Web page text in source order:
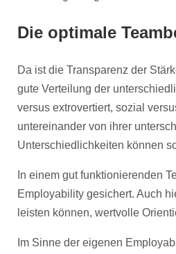
Die optimale
Da ist die Transparenz der
gute Verteilung der
versus extrovertiert, sozial
untereinander von ihrer
Unterschiedlichkeiten können
In einem gut funktionierenden
Employability gesichert. Auch
leisten können, wertvolle
Im Sinne der eigenen